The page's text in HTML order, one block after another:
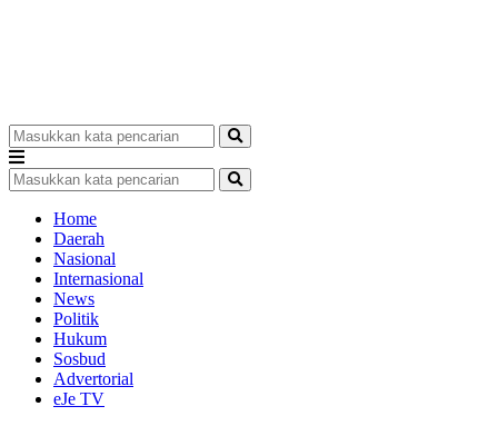
Home
Daerah
Nasional
Internasional
News
Politik
Hukum
Sosbud
Advertorial
eJe TV